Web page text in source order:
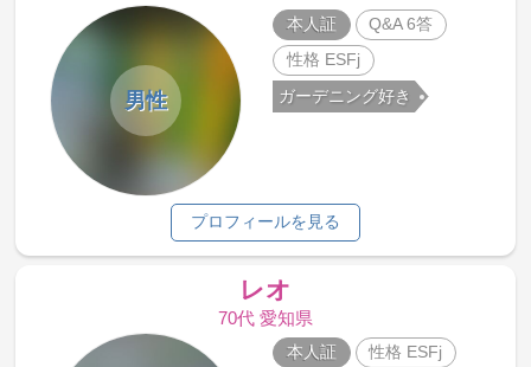
男性
本人証
Q&A 6答
性格 ESFj
ガーデニング好き
プロフィールを見る
レオ
70代 愛知県
本人証 性格 ESFj